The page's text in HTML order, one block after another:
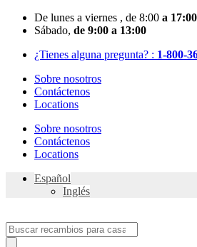
Skip
De lunes a viernes , de 8:00 a
Sábado, de 9:00 a 13:00
¿Tienes alguna pregunta? : 1-800-
Sobre nosotros
Contáctenos
Locations
Sobre nosotros
Contáctenos
Locations
Español
Inglés
Search
...